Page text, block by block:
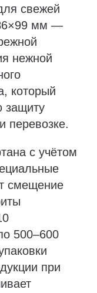
свежей
мм —
нежной
который
защиту
перевозке.
с учётом
смещение
500–600
при